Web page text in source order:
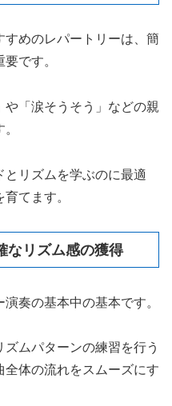
すめのレパートリーは、簡
です。
「涙そうそう」などの親
とリズムを学ぶのに最適
てます。
なリズム感の獲得
奏の基本中の基本です。
ムパターンの練習を行う
全体の流れをスムーズにす